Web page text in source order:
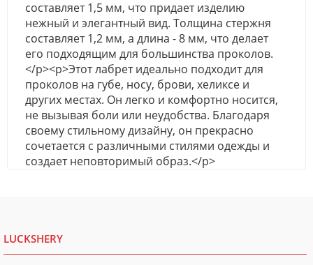
составляет 1,5 мм, что придает изделию
нежный и элегантный вид. Толщина стержня
составляет 1,2 мм, а длина - 8 мм, что делает
его подходящим для большинства проколов.
</p><p>Этот лабрет идеально подходит для
проколов на губе, носу, брови, хеликсе и
других местах. Он легко и комфортно носится,
не вызывая боли или неудобства. Благодаря
своему стильному дизайну, он прекрасно
сочетается с различными стилями одежды и
создает неповторимый образ.</p>
LUCKSHERY